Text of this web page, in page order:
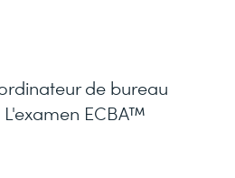
de bureau
ECBA™